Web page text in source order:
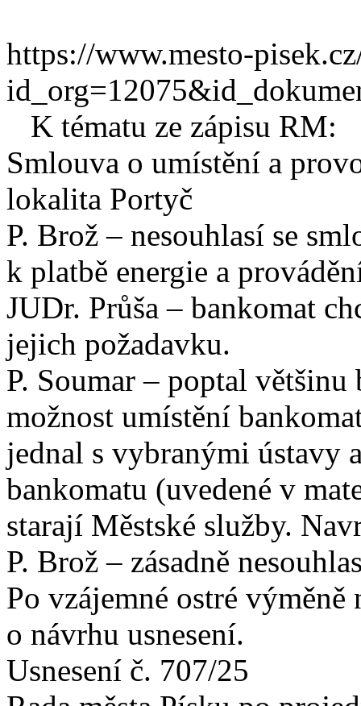
https://www.mesto-
K tématu ze zápisu RM:
Smlouva o umístění a
lokalita Portyč
P. Brož – nesouhlasí se
k platbě energie a
JUDr. Průša – bankomat
jejich požadavku.
P. Soumar – poptal
možnost umístění
jednal s vybranými ústavy
bankomatu (uvedené v
starají Městské služby.
P. Brož – zásadně
Po vzájemné ostré
o návrhu usnesení.
Usnesení č. 707/25